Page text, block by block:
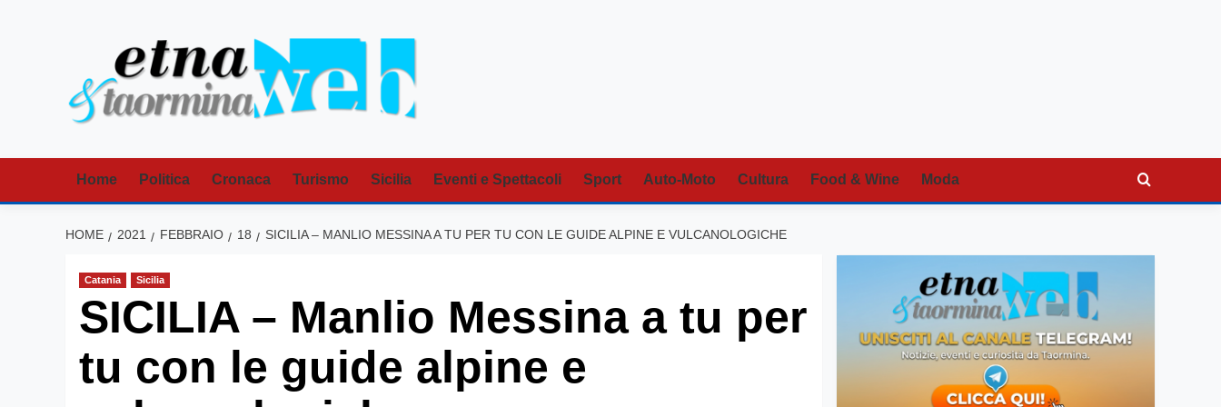
Home Politica Cronaca Turismo Sicilia Eventi e Spettacoli Sport Auto-Moto Cultura Food & Wine Moda
HOME 2021 FEBBRAIO 18 SICILIA – MANLIO MESSINA A TU PER TU CON LE GUIDE ALPINE E VULCANOLOGICHE
Catania Sicilia
SICILIA – Manlio Messina a tu per
tu con le guide alpine e